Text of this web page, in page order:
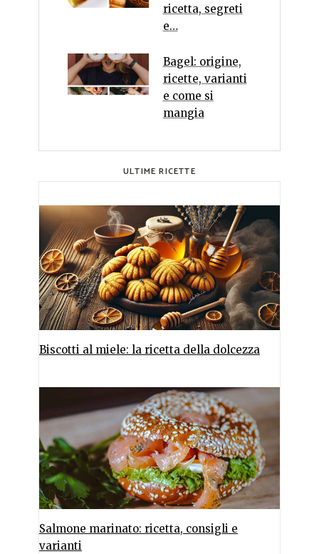
ricetta, segreti
e…
Bagel: origine,
ricette, varianti
e come si
mangia
ULTIME RICETTE
Biscotti al miele: la ricetta della dolcezza
Salmone marinato: ricetta, consigli e
varianti